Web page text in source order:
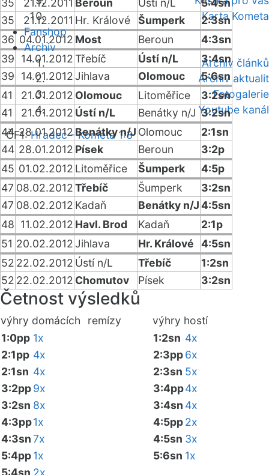
Karta Kometa
Fanshop
Archiv
Archiv článků
Archiv aktualit
Fotogalerie
Youtube kanál
ČF1:Hradec - Kometa 1:3
35
21.12.2011 Beroun Ústí n/L
5:4sn
35
21.12.2011 Hr. Králové Šumperk
2:3sn
36 04.01.2012 Most Beroun
4:3sn
39
14.01.2012Třebíč Ústí n/L
3:4sn
39
14.01.2012Jihlava Olomouc
5:6sn
41
21.01.2012 Olomouc Litoměřice
3:2sn
41
21.01.2012 Ústí n/L Benátky n/J 3:2sn
44 28.01.2012Benátky n/J Olomouc
2:1sn
44 28.01.2012 Písek Beroun
3:2p
45 01.02.2012 Litoměřice Šumperk
4:5p
47 08.02.2012Třebíč Šumperk
3:2sn
47 08.02.2012 Kadaň Benátky n/J4:5sn
48 11.02.2012 Havl. Brod Kadaň
2:1p
51 20.02.2012Jihlava Hr. Králové
4:5sn
52 22.02.2012 Ústí n/L Třebíč
1:2sn
52 22.02.2012 Chomutov Písek 3:2sn
Četnost výsledků
výhry domácích remízy výhry hostí
1:0pp 1x
2:1pp 4x
2:1sn 4x
3:2pp9x
3:2sn 8x
4:3pp1x
4:3sn7x
5:4pp1x
5:4sn 2x
1:2sn 4x
2:3pp6x
2:3sn 5x
3:4pp4x
3:4sn 4x
4:5pp2x
4:5sn 3x
5:6sn 1x